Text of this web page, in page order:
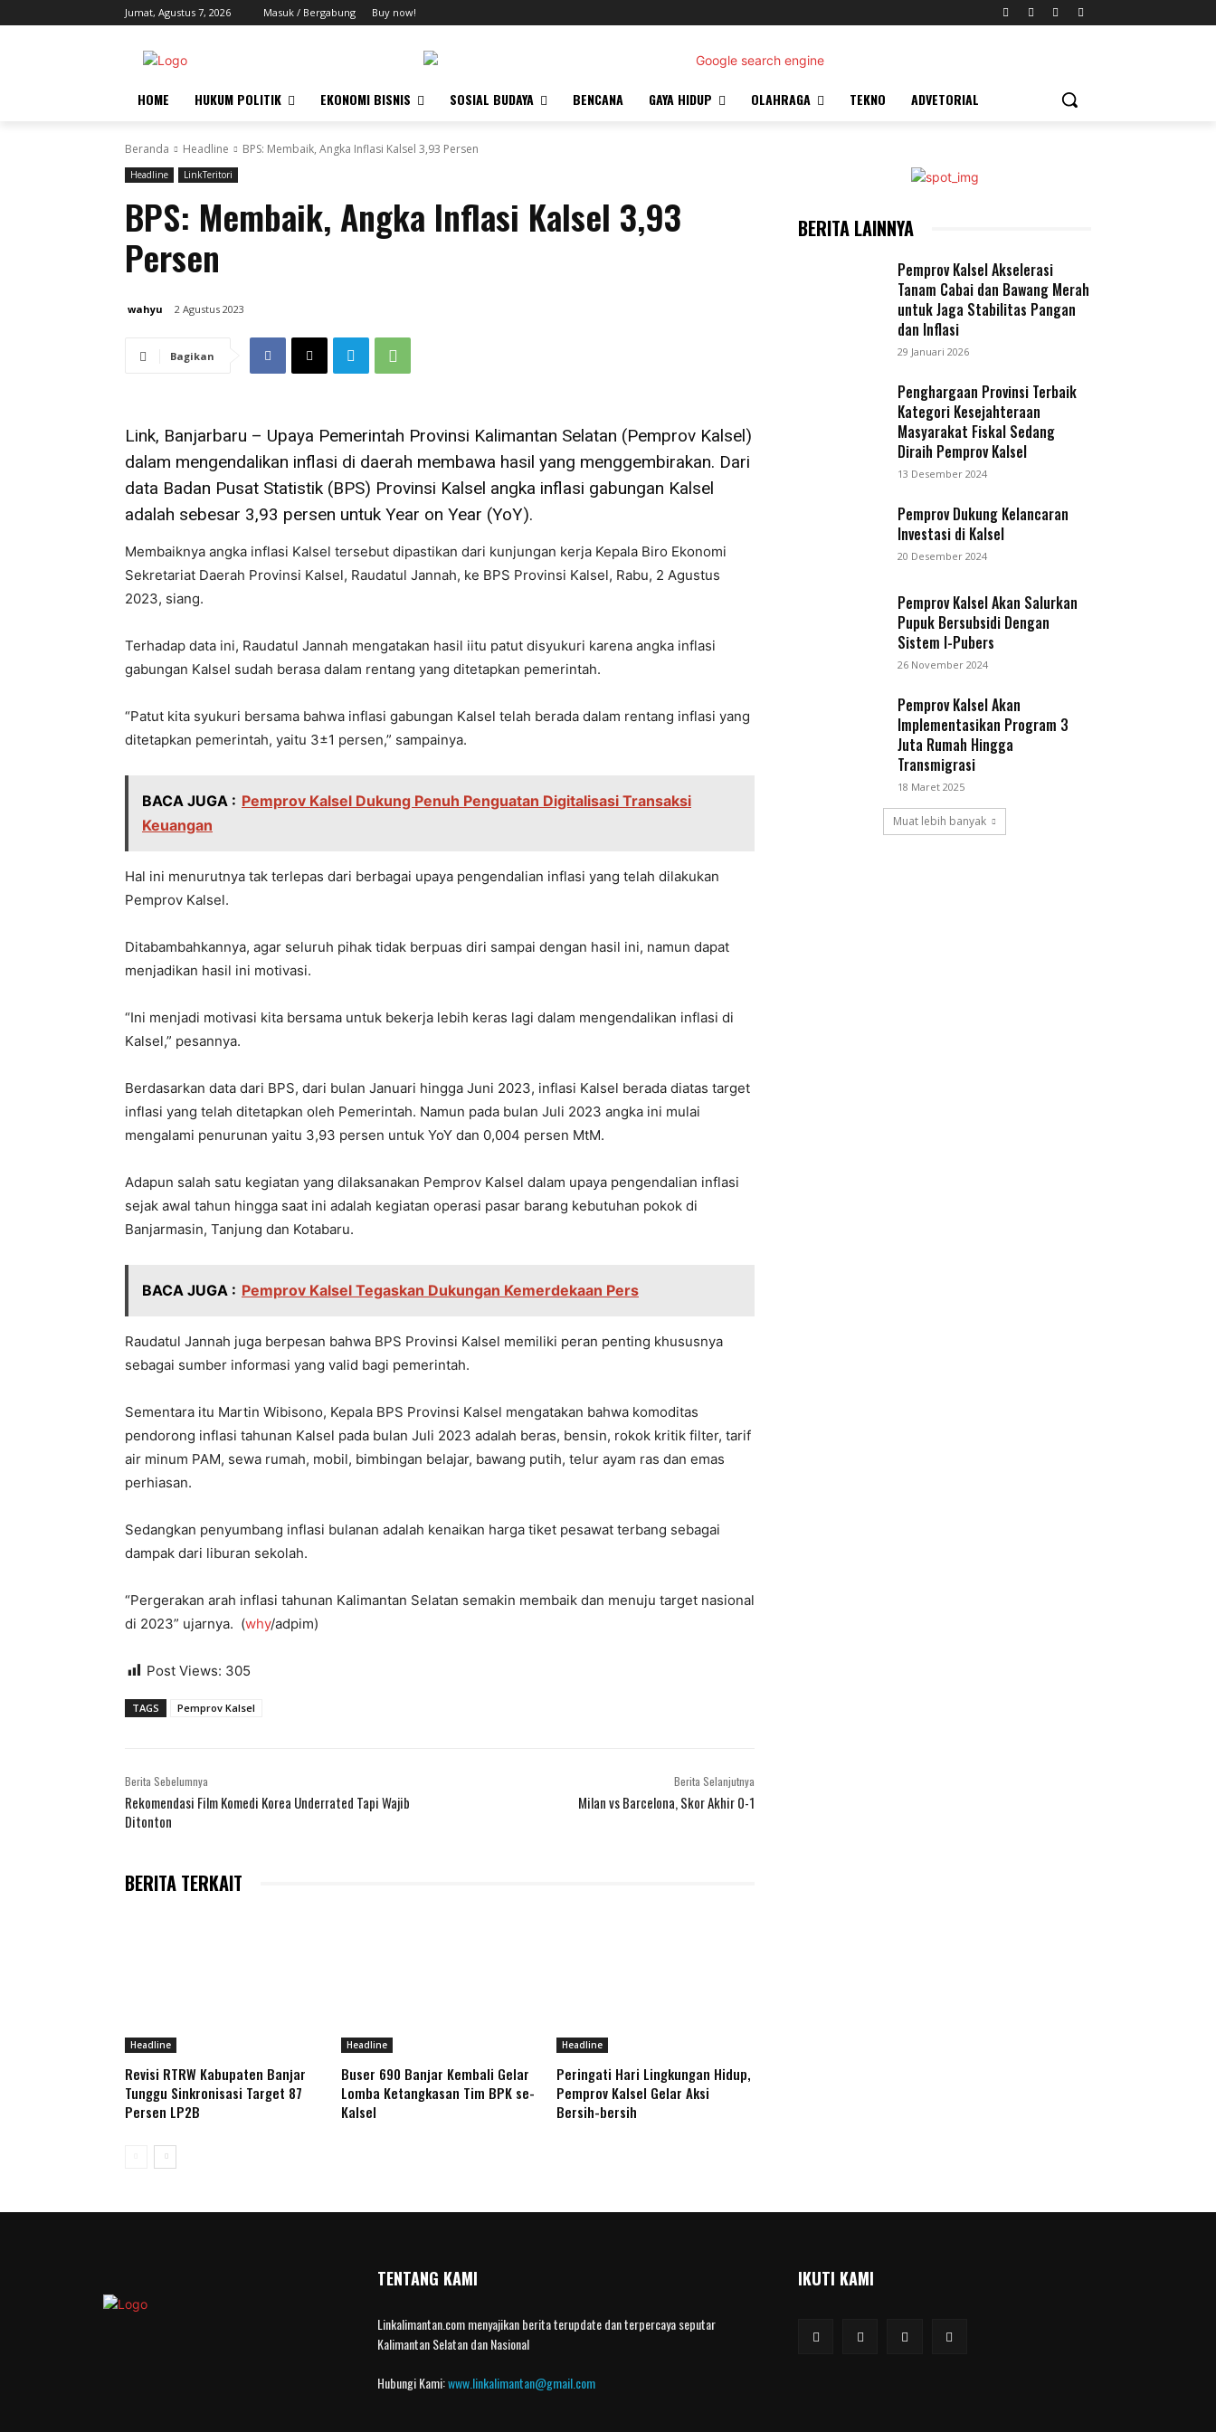
Jumat, Agustus 7, 2026 Masuk / Bergabung Buy now!
HOME HUKUM POLITIK EKONOMI BISNIS SOSIAL BUDAYA BENCANA GAYA HIDUP OLAHRAGA TEKNO ADVETORIAL
Beranda Headline BPS: Membaik, Angka Inflasi Kalsel 3,93 Persen
Headline LinkTeritori
BPS: Membaik, Angka Inflasi Kalsel 3,93
Persen
wahyu 2 Agustus 2023
Bagikan
Link, Banjarbaru – Upaya Pemerintah Provinsi Kalimantan Selatan (Pemprov Kalsel)
dalam mengendalikan inflasi di daerah membawa hasil yang menggembirakan. Dari
data Badan Pusat Statistik (BPS) Provinsi Kalsel angka inflasi gabungan Kalsel
adalah sebesar 3,93 persen untuk Year on Year (YoY).
Membaiknya angka inflasi Kalsel tersebut dipastikan dari kunjungan kerja Kepala Biro Ekonomi
Sekretariat Daerah Provinsi Kalsel, Raudatul Jannah, ke BPS Provinsi Kalsel, Rabu, 2 Agustus
2023, siang.
Terhadap data ini, Raudatul Jannah mengatakan hasil iitu patut disyukuri karena angka inflasi
gabungan Kalsel sudah berasa dalam rentang yang ditetapkan pemerintah.
“Patut kita syukuri bersama bahwa inflasi gabungan Kalsel telah berada dalam rentang inflasi yang
ditetapkan pemerintah, yaitu 3±1 persen,” sampainya.
BACA JUGA : Pemprov Kalsel Dukung Penuh Penguatan Digitalisasi Transaksi
Keuangan
Hal ini menurutnya tak terlepas dari berbagai upaya pengendalian inflasi yang telah dilakukan
Pemprov Kalsel.
Ditabambahkannya, agar seluruh pihak tidak berpuas diri sampai dengan hasil ini, namun dapat
menjadikan hasil ini motivasi.
“Ini menjadi motivasi kita bersama untuk bekerja lebih keras lagi dalam mengendalikan inflasi di
Kalsel,” pesannya.
Berdasarkan data dari BPS, dari bulan Januari hingga Juni 2023, inflasi Kalsel berada diatas target
inflasi yang telah ditetapkan oleh Pemerintah. Namun pada bulan Juli 2023 angka ini mulai
mengalami penurunan yaitu 3,93 persen untuk YoY dan 0,004 persen MtM.
Adapun salah satu kegiatan yang dilaksanakan Pemprov Kalsel dalam upaya pengendalian inflasi
sejak awal tahun hingga saat ini adalah kegiatan operasi pasar barang kebutuhan pokok di
Banjarmasin, Tanjung dan Kotabaru.
BACA JUGA : Pemprov Kalsel Tegaskan Dukungan Kemerdekaan Pers
Raudatul Jannah juga berpesan bahwa BPS Provinsi Kalsel memiliki peran penting khususnya
sebagai sumber informasi yang valid bagi pemerintah.
Sementara itu Martin Wibisono, Kepala BPS Provinsi Kalsel mengatakan bahwa komoditas
pendorong inflasi tahunan Kalsel pada bulan Juli 2023 adalah beras, bensin, rokok kritik filter, tarif
air minum PAM, sewa rumah, mobil, bimbingan belajar, bawang putih, telur ayam ras dan emas
perhiasan.
Sedangkan penyumbang inflasi bulanan adalah kenaikan harga tiket pesawat terbang sebagai
dampak dari liburan sekolah.
“Pergerakan arah inflasi tahunan Kalimantan Selatan semakin membaik dan menuju target nasional
di 2023” ujarnya. (why/adpim)
Post Views: 305
TAGS Pemprov Kalsel
Berita Sebelumnya
Rekomendasi Film Komedi Korea Underrated Tapi Wajib
Ditonton
Berita Selanjutnya
Milan vs Barcelona, Skor Akhir 0-1
BERITA TERKAIT
Headline
Revisi RTRW Kabupaten Banjar
Tunggu Sinkronisasi Target 87
Persen LP2B
Headline
Buser 690 Banjar Kembali Gelar
Lomba Ketangkasan Tim BPK se-
Kalsel
Headline
Peringati Hari Lingkungan Hidup,
Pemprov Kalsel Gelar Aksi
Bersih-bersih
BERITA LAINNYA
Pemprov Kalsel Akselerasi
Tanam Cabai dan Bawang Merah
untuk Jaga Stabilitas Pangan
dan Inflasi
29 Januari 2026
Penghargaan Provinsi Terbaik
Kategori Kesejahteraan
Masyarakat Fiskal Sedang
Diraih Pemprov Kalsel
13 Desember 2024
Pemprov Dukung Kelancaran
Investasi di Kalsel
20 Desember 2024
Pemprov Kalsel Akan Salurkan
Pupuk Bersubsidi Dengan
Sistem I-Pubers
26 November 2024
Pemprov Kalsel Akan
Implementasikan Program 3
Juta Rumah Hingga
Transmigrasi
18 Maret 2025
Muat lebih banyak
TENTANG KAMI
Linkalimantan.com menyajikan berita terupdate dan terpercaya seputar
Kalimantan Selatan dan Nasional
Hubungi Kami:www.linkalimantan@gmail.com
IKUTI KAMI